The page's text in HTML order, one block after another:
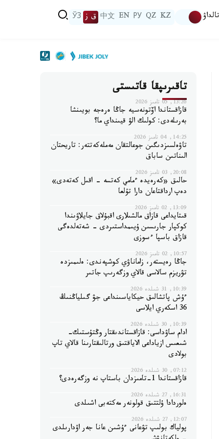
تالداۋ KZ
QZ
РУ
EN
中文 ق ز ЎЗ
تاقىرىپقا قاتىستى
13:26, 05 تامىز 2026
قازاقستاندا اۆتونەسيە جاڭا ەرەجە بويىنشا
بەرىلەدى: كولىك الۋ قيىنداي ما؟
14:25, 04 تامىز 2026
تاۋەلسىزدىگىن جوعالتقان مەملەكەتتەر: تاريحتان
الىناتىن ساباق
20:08, 03 تامىز 2026
حالىق «كەرەيدە ءمامي كەتسە - اقىل كەتەدى»
دەپ ارداقتاعان دارا تۇلعا
13:09, 02 تامىز 2026
قىتايداعى قازاق مالشىلارى اقبۇلاق جايلاۋىندا
كوكپار جارىسىن ۇيىمداستىردى - شەتەلدەگى
قازاق باسپا ءسوزى
10:57, 02 تامىز 2026
جاڭا رەيستەر، زاماناۋي كوشپەندى: ەلىمىزدە
تۋريزم سالاسى قالاي وزگەرىپ جاتىر
10:39, 31 شىلدە 2026
ءۇش پاتشالىق حيكاياسىنداعى جۋ گىلياڭنىڭ
36 اسكەري ايلاسى
10:39, 30 شىلدە 2026
ادام ساۋداسى: قازاقستاندىقتار وڭتۇستىك-
شىعىس ازياداعى الاياقتىق ورتالىقتارىنا قالاي تاپ
بولادى
07:12, 30 شىلدە 2026
قازاقستاندا 1-تامىزدان باستاپ نە وزگەرەدى؟
16:31, 27 شىلدە 2026
ەلوردادا ۇلتتىق قولونەر مەكتەبى اشىلدى
12:07, 27 شىلدە 2026
پولياك بولىپ تۋعانى ءۇشىن عانا جەر اۋدارىلدى